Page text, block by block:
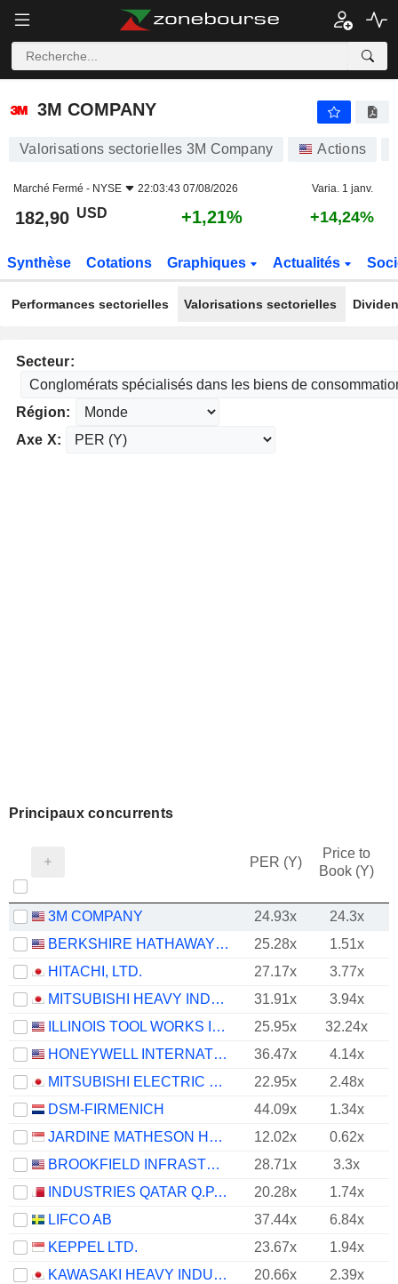
3M COMPANY +1,21%
3M COMPANY
Valorisations sectorielles 3M Company Actions
Marché Fermé - NYSE 22:03:43 07/08/2026 Varia. 1 janv.
182,90 USD +1,21% +14,24%
Synthèse Cotations Graphiques Actualités
Performances sectorielles Valorisations sectorielles
Secteur:
Région:
Axe X:
Principaux concurrents
PER (Y)
Price to
Book (Y)
3M COMPANY 24.93x
24.3x
BERKSHIRE HATHAWAY INC.
25.28x
1.51x
HITACHI, LTD.
27.17x
3.77x
MITSUBISHI HEAVY INDUSTRIES, LTD.
31.91x
3.94x
ILLINOIS TOOL WORKS INC.
25.95x
32.24x
HONEYWELL INTERNATIONAL INC.
36.47x
4.14x
MITSUBISHI ELECTRIC CORPORATION
22.95x
2.48x
DSM-FIRMENICH
44.09x
1.34x
JARDINE MATHESON HOLDINGS LIMITED
12.02x
0.62x
BROOKFIELD INFRASTRUCTURE PARTNERS L.P.
28.71x
3.3x
INDUSTRIES QATAR Q.P.S.C.
20.28x
1.74x
LIFCO AB
37.44x
6.84x
KEPPEL LTD.
23.67x
1.94x
KAWASAKI HEAVY INDUSTRIES, LTD.
20.66x
2.39x